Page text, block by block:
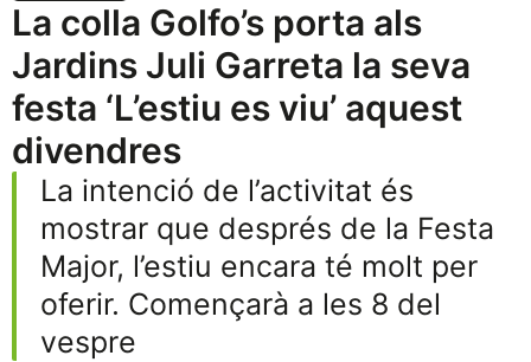
La colla Golfo’s porta als
Jardins Juli Garreta la seva
festa ‘L’estiu es viu’ aquest
divendres
La intenció de l’activitat és
mostrar que després de la Festa
Major, l’estiu encara té molt per
oferir. Començarà a les 8 del
vespre